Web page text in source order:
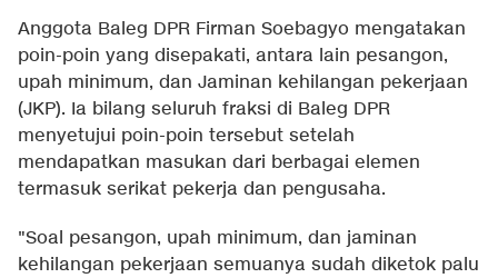
Anggota Baleg DPR Firman Soebagyo mengatakan
poin-poin yang disepakati, antara lain pesangon,
upah minimum, dan Jaminan kehilangan pekerjaan
(JKP). Ia bilang seluruh fraksi di Baleg DPR
menyetujui poin-poin tersebut setelah
mendapatkan masukan dari berbagai elemen
termasuk serikat pekerja dan pengusaha.
"Soal pesangon, upah minimum, dan jaminan
kehilangan pekerjaan semuanya sudah diketok palu